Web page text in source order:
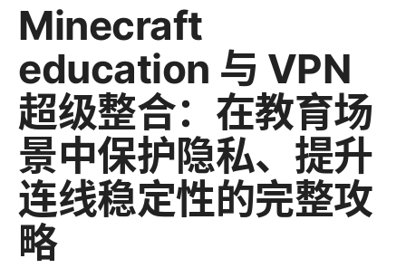
Minecraft
education 与 VPN
超级整合：在教育场
景中保护隐私、提升
连线稳定性的完整攻
略